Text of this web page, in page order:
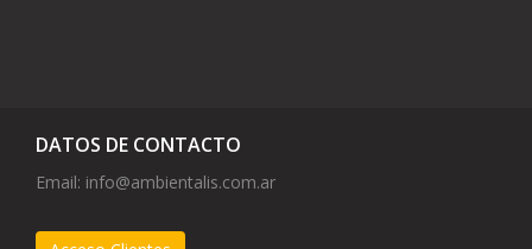
DATOS DE CONTACTO
Email: info@ambientalis.com.ar